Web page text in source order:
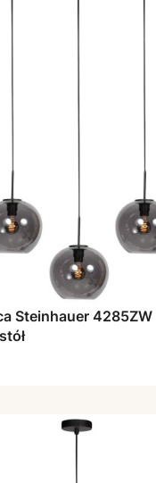
Steinhauer 4285ZW